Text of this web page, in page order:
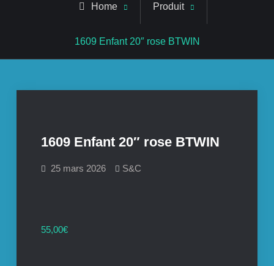
Home Produit
1609 Enfant 20″ rose BTWIN
1609 Enfant 20″ rose BTWIN
25 mars 2026 S&C
55,00€